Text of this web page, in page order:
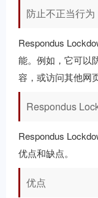
防止不正当行为
Respondus
能。例如，它可以
容，或访问其他网页
Respondus
Respondus
优点和缺点。
优点